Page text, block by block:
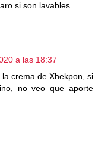
si son lavables
a las 18:37
crema de Xhekpon, si
no veo que aporte